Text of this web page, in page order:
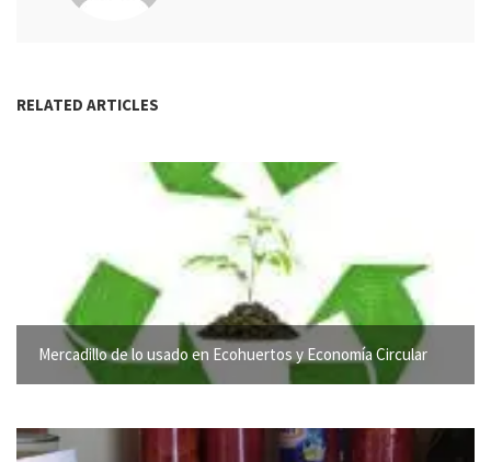
RELATED ARTICLES
Mercadillo de lo usado en Ecohuertos y Economía Circular